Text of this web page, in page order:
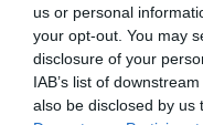
us or personal
your opt-out. You may
disclosure of your
IAB’s list of
also be disclosed by us
coronavirus, el
escreix aquest
següent
coronavirus,